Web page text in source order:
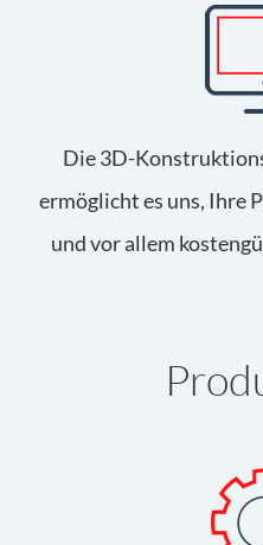
Die 3D-
ermöglicht es uns, Ihre
und vor allem